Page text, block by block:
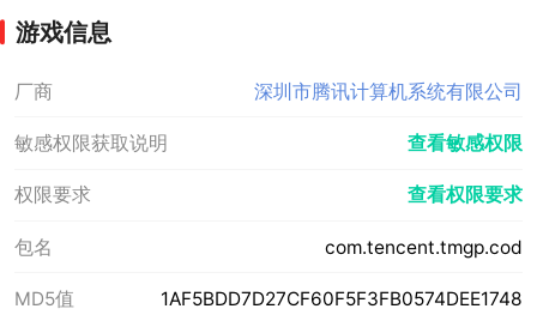
游戏信息
厂商 深圳市腾讯计算机系统有限公司
敏感权限获取说明 查看敏感权限
权限要求 查看权限要求
包名 com.tencent.tmgp.cod
MD5值 1AF5BDD7D27CF60F5F3FB0574DEE1748